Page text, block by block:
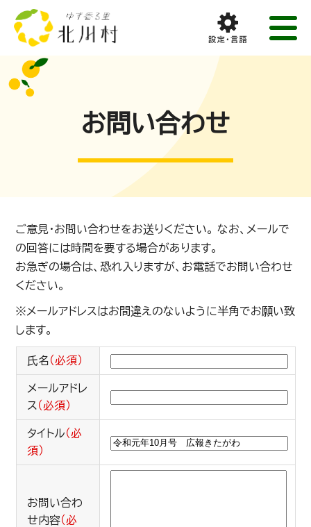
お問い合わせ
ご意見・お問い合わせをお送りください。 なお、メールで
の回答には時間を要する場合があります。
お急ぎの場合は、恐れ入りますが、お電話でお問い合わせ
ください。
※メールアドレスはお間違えのないように半角でお願い致
します。
氏名（必須）
メールアドレ
ス（必須）
タイトル（必
須）
お問い合わ
せ内容（必